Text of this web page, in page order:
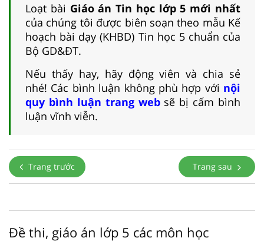
Loạt bài Giáo án Tin học lớp 5 mới nhất
của chúng tôi được biên soạn theo mẫu Kế
hoạch bài dạy (KHBD) Tin học 5 chuẩn của
Bộ GD&ĐT.
Nếu thấy hay, hãy động viên và chia sẻ
nhé! Các bình luận không phù hợp với nội
quy bình luận trang websẽ bị cấm bình
luận vĩnh viễn.
Trang trước Trang sau
Đề thi, giáo án lớp 5 các môn học